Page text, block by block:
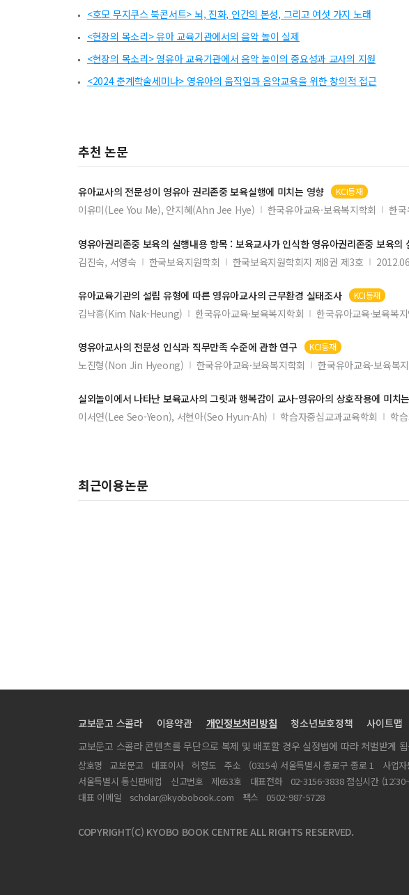
<호모 무지쿠스 북콘서트> 뇌, 진화, 인간의 본성, 그리고 여섯 가지 노래
<현장의 목소리> 유아 교육기관에서의 음악 놀이 실제
<현장의 목소리> 영유아 교육기관에서 음악 놀이의 중요성과 교사의 지원
<2024 춘계학술세미나> 영유아의 움직임과 음악교육을 위한 창의적 접근
추천 논문
유아교사의 전문성이 영유아 권리존중 보육실행에 미치는 영향 KCI등재
이유미(Lee You Me), 안지혜(Ahn Jee Hye) 한국유아교육·보육복지학회 한
영유아권리존중 보육의 실행내용 항목 : 보육교사가 인식한영유아권리존중 보육의
김진숙, 서영숙 한국보육지원학회 한국보육지원학회지 제8권 제3호 2012.06
유아교육기관의 설립 유형에 따른 영유아교사의 근무환경 실태조사 KCI등재
김낙흥(Kim Nak-Heung) 한국유아교육·보육복지학회 한국유아교육·보육복
영유아교사의 전문성 인식과 직무만족 수준에 관한 연구 KCI등재
노진형(Non Jin Hyeong) 한국유아교육·보육복지학회 한국유아교육·보육복
실외놀이에서 나타난 보육교사의 그릿과 행복감이 교사-영유아의 상호작용에 미치
이서연(Lee Seo-Yeon), 서현아(Seo Hyun-Ah) 학습자중심교과교육학회 학
최근이용논문
교보문고 스콜라 이용약관 개인정보처리방침 청소년보호정책
사이트맵
교보문고 스콜라 콘텐츠를 무단으로 복제 및 배포할 경우 실정법에 따라 처벌받게
상호명 교보문고 대표이사 허정도 주소 (03154) 서울특별시 종로구 종로 1 사업
서울특별시 통신판매업
신고번호 제653호 대표전화
02-3156-3838 점심시간
대표 이메일
scholar@kyobobook.com 팩스 0502-987-5728
COPYRIGHT(C) KYOBO BOOK CENTRE ALL RIGHTS RESERVED.